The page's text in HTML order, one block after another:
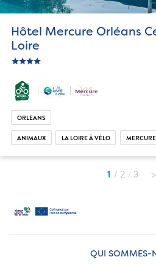
Hôtel Mercure Orléans
Loire
ic_star
ic_star
ORLEANS
ANIMAUX LA LOIRE À VÉLO MERCURE
1 2 3
QUI SOMMES-